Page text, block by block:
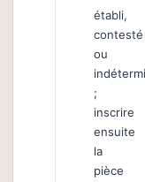
établi,
contesté
ou
;
inscrire
ensuite
la
pièce